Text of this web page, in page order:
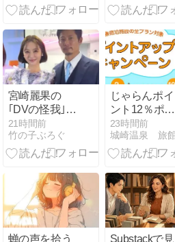
AI・Pody
宮崎麗果の
｢DVの怪我｣
夫・黒木啓司
の逮捕で始ま
る｢夫婦の闘
21時間前
竹の子ぶろぐ
じゃらんポイ
ント12％ポイ
ントアップキ
ャンペーン
★8月14日ま
23時間前
蝉の声を拾う
Substackで見